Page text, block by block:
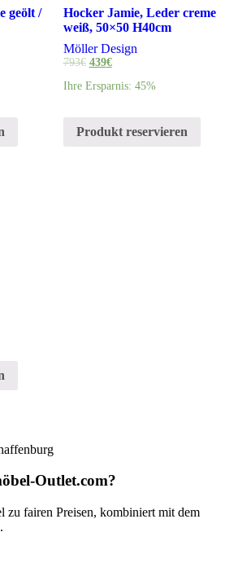
geölt /
Hocker Jamie, Leder creme
weiß, 50×50 H40cm
Möller Design
793€ 439€
Ihre Ersparnis: 45%
Produkt reservieren
Outlet.com?
zu fairen Preisen, kombiniert mit dem